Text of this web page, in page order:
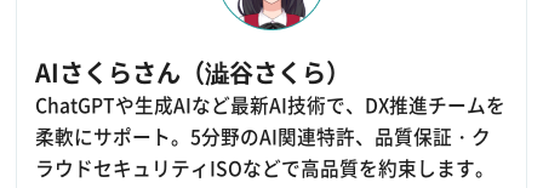
AIさくらさん（澁谷さくら）
ChatGPTや生成AIなど最新AI技術で、DX推進チームを
柔軟にサポート。5分野のAI関連特許、品質保証・ク
ラウドセキュリティISOなどで高品質を約束します。